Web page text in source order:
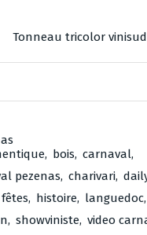
, bois, carnaval,
pezenas, charivari,
fêtes, histoire, languedoc,
, showviniste, video